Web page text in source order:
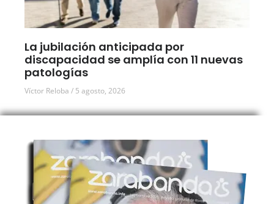
La jubilación anticipada por
discapacidad se amplía con 11 nuevas
patologías
Víctor Reloba 5 agosto, 2026